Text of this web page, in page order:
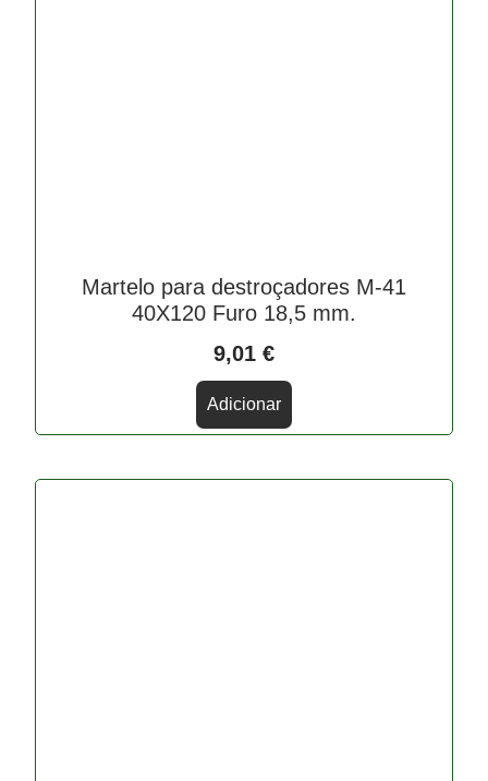
Martelo para destroçadores M-41
40X120 Furo 18,5 mm.
9,01 €
Adicionar